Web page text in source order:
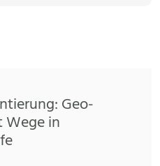
Geo-
Wege in